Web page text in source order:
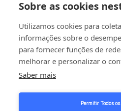
Sobre as cookies
Utilizamos cookies para
informações sobre o
para fornecer funções de
melhorar e personalizar o
Saber mais
Permitir Todos
Investidores
1999 - 2026 © JBT Marel
Política de Privacidade e